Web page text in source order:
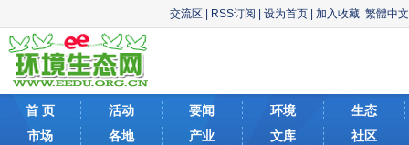
交流区 RSS订阅 设为首页 加入收藏 繁體中文
首 页 活动 要闻 环境
生态
市场
各地 产业 文库 社区